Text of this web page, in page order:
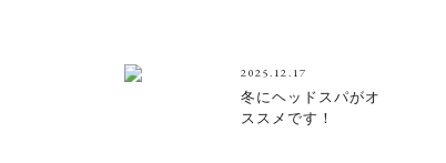
2025.12.17
冬にヘッドスパがオ
ススメです！